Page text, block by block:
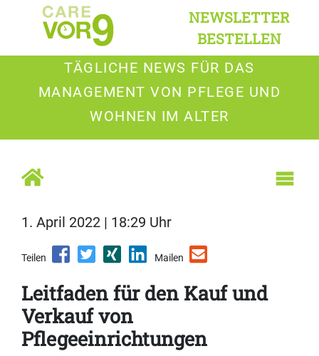
NEWSLETTER
BESTELLEN
TÄGLICHE NEWS FÜR DAS
MANAGEMENT VON PFLEGE UND
WOHNEN IM ALTER
1. April 2022 | 18:29 Uhr
Teilen Mailen
Leitfaden für den Kauf und
Verkauf von
Pflegeeinrichtungen